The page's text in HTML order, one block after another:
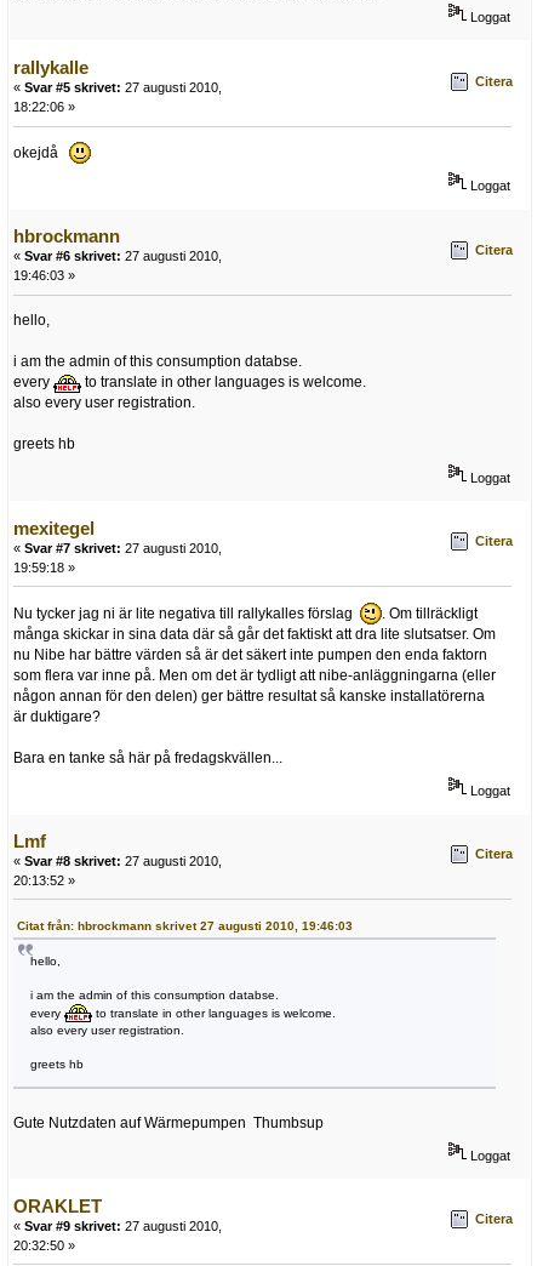
Loggat
rallykalle
« Svar #5 skrivet: 27 augusti 2010,
18:22:06 »
Citera
okejdå
Loggat
hbrockmann
« Svar #6 skrivet: 27 augusti 2010,
19:46:03 »
Citera
hello,
i am the admin of this consumption databse.
every
to translate in other languages is welcome.
also every user registration.
greets hb
Loggat
mexitegel
« Svar #7 skrivet: 27 augusti 2010,
19:59:18 »
Citera
Nu tycker jag ni är lite negativa till rallykalles förslag
. Om tillräckligt
många skickar in sina data där så går det faktiskt att dra lite slutsatser. Om
nu Nibe har bättre värden så är det säkert inte pumpen den enda faktorn
som flera var inne på. Men om det är tydligt att nibe-anläggningarna (eller
någon annan för den delen) ger bättre resultat så kanske installatörerna
är duktigare?
Bara en tanke så här på fredagskvällen...
Loggat
Lmf
« Svar #8 skrivet: 27 augusti 2010,
20:13:52 »
Citera
Citat från: hbrockmann skrivet 27 augusti 2010, 19:46:03
hello,
i am the admin of this consumption databse.
every
to translate in other languages is welcome.
also every user registration.
greets hb
Gute Nutzdaten auf Wärmepumpen Thumbsup
Loggat
ORAKLET
« Svar #9 skrivet: 27 augusti 2010,
20:32:50 »
Citera